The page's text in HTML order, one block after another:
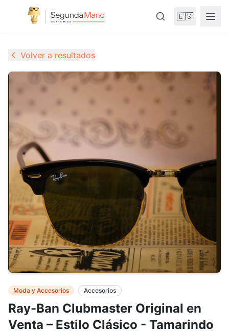
🇪🇸
Volver a resultados
Ray-Ban Clubmaster Original en
Venta – Estilo Clásico - Tamarindo
Moda y Accesorios Accesorios